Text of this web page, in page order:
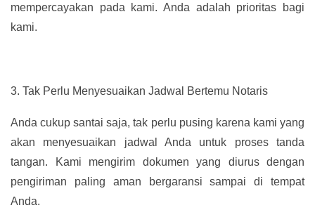
mempercayakan pada kami. Anda adalah prioritas bagi
kami.
3. Tak Perlu Menyesuaikan Jadwal Bertemu Notaris
Anda cukup santai saja, tak perlu pusing karena kami yang
akan menyesuaikan jadwal Anda untuk proses tanda
tangan. Kami mengirim dokumen yang diurus dengan
pengiriman paling aman bergaransi sampai di tempat
Anda.